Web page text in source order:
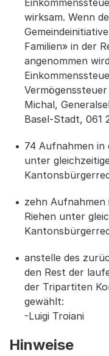
wirksam. Wenn
Familien» in der
angenommen
Michal,
Basel-Stadt, 061
74 Aufnahmen
unter
zehn Aufnahmen
Riehen unter
anstelle des
den Rest der
der Tripartiten
gewählt:
-Luigi Troiani
Hinweise